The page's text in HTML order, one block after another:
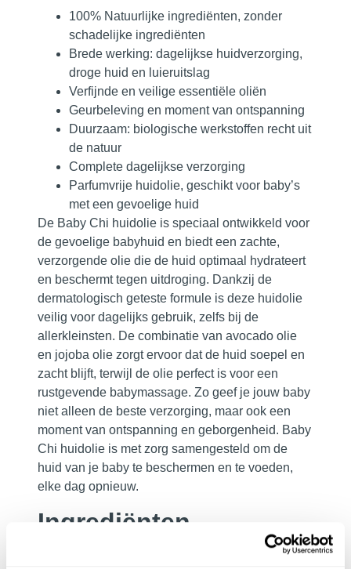
100% Natuurlijke ingrediënten, zonder
schadelijke ingrediënten
Brede werking: dagelijkse huidverzorging,
droge huid en luieruitslag
Verfijnde en veilige essentiële oliën
Geurbeleving en moment van ontspanning
Duurzaam: biologische werkstoffen recht uit
de natuur
Complete dagelijkse verzorging
Parfumvrije huidolie, geschikt voor baby’s
met een gevoelige huid
De Baby Chi huidolie is speciaal ontwikkeld voor
de gevoelige babyhuid en biedt een zachte,
verzorgende olie die de huid optimaal hydrateert
en beschermt tegen uitdroging. Dankzij de
dermatologisch geteste formule is deze huidolie
veilig voor dagelijks gebruik, zelfs bij de
allerkleinsten. De combinatie van avocado olie
en jojoba olie zorgt ervoor dat de huid soepel en
zacht blijft, terwijl de olie perfect is voor een
rustgevende babymassage. Zo geef je jouw baby
niet alleen de beste verzorging, maar ook een
moment van ontspanning en geborgenheid. Baby
Chi huidolie is met zorg samengesteld om de
huid van je baby te beschermen en te voeden,
elke dag opnieuw.
Ingrediënten
De Baby Chi huidolie bevat uitsluitend natuurlijke